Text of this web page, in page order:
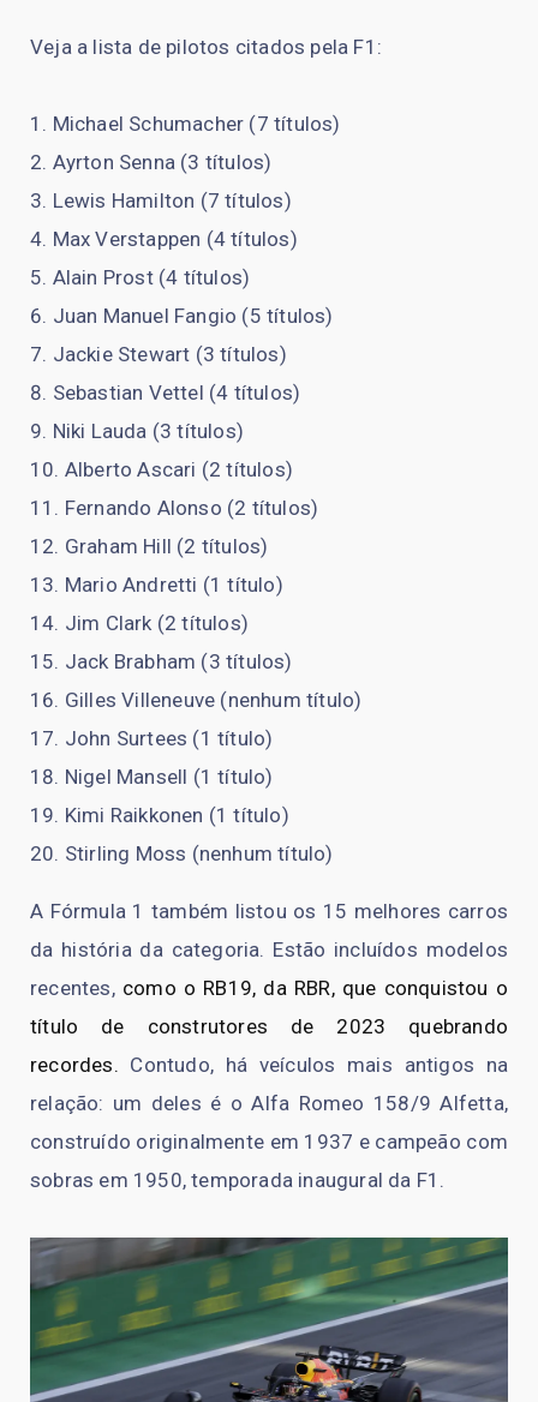
Veja a lista de pilotos citados pela F1:
Michael Schumacher (7 títulos)
Ayrton Senna (3 títulos)
Lewis Hamilton (7 títulos)
Max Verstappen (4 títulos)
Alain Prost (4 títulos)
Juan Manuel Fangio (5 títulos)
Jackie Stewart (3 títulos)
Sebastian Vettel (4 títulos)
Niki Lauda (3 títulos)
Alberto Ascari (2 títulos)
Fernando Alonso (2 títulos)
Graham Hill (2 títulos)
Mario Andretti (1 título)
Jim Clark (2 títulos)
Jack Brabham (3 títulos)
Gilles Villeneuve (nenhum título)
John Surtees (1 título)
Nigel Mansell (1 título)
Kimi Raikkonen (1 título)
Stirling Moss (nenhum título)
A Fórmula 1 também listou os 15 melhores carros
da história da categoria. Estão incluídos modelos
recentes,como o RB19, da RBR, que conquistou o
título de construtores de 2023 quebrando
recordes. Contudo, há veículos mais antigos na
relação: um deles é o Alfa Romeo 158/9 Alfetta,
construído originalmente em 1937 e campeão com
sobras em 1950, temporada inaugural da F1.